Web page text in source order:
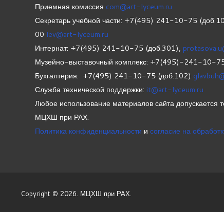
Приемная комиссия com@art-lyceum.ru
Секретарь учебной части: +7(495) 241-10-75
00 lev@art-lyceum.ru
Интернат: +7(495) 241-10-75 (доб.301),
Музейно-выставочный комплекс: +7(495)-241-10-
Бухгалтерия: +7(495) 241-10-75 (доб.102)
Служба технической поддержки: it@art-lyceum.ru
Любое использование материалов сайта допускается
МЦХШ при РАХ.
Политика конфиденциальности и согласие на
Copyright © 2026. МЦХШ при РАХ.